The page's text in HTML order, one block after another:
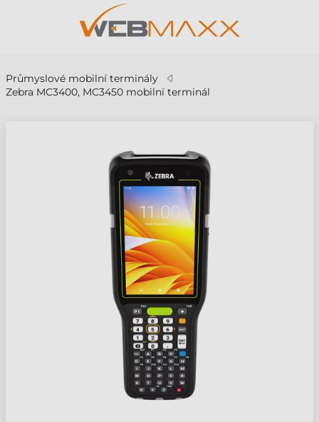
Průmyslové mobilní terminály
Zebra MC3400, MC3450 mobilní terminál